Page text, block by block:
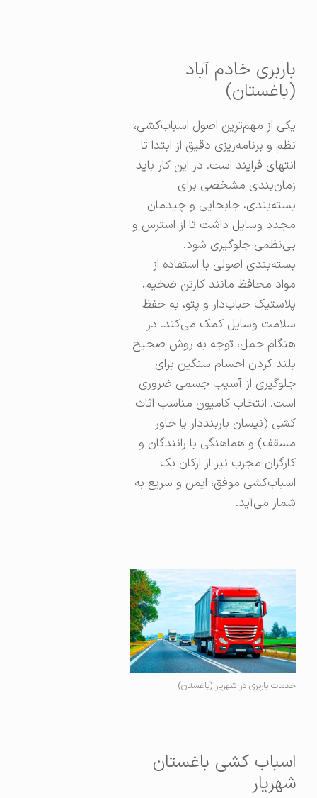
باربری خادم آباد
(باغستان)
یکی از مهم‌ترین اصول اسباب‌کشی،
نظم و برنامه‌ریزی دقیق از ابتدا تا
انتهای فرایند است. در این کار باید
زمان‌بندی مشخصی برای
بسته‌بندی، جابجایی و چیدمان
مجدد وسایل داشت تا از استرس و
بی‌نظمی جلوگیری شود.
بسته‌بندی اصولی با استفاده از
مواد محافظ مانند کارتن ضخیم،
پلاستیک حباب‌دار و پتو، به حفظ
سلامت وسایل کمک می‌کند. در
هنگام حمل، توجه به روش صحیح
بلند کردن اجسام سنگین برای
جلوگیری از آسیب جسمی ضروری
است. انتخاب کامیون مناسب اثاث
کشی (نیسان باربنددار یا خاور
مسقف) و هماهنگی با رانندگان و
کارگران مجرب نیز از ارکان یک
اسباب‌کشی موفق، ایمن و سریع به
شمار می‌آید.
خدمات باربری در شهریار (باغستان)
اسباب کشی باغستان
شهریار